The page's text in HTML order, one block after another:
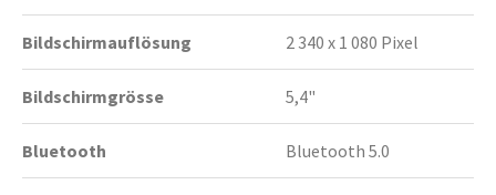
Bildschirmauflösung 2 340 x 1 080 Pixel
Bildschirmgrösse 5,4"
Bluetooth Bluetooth 5.0